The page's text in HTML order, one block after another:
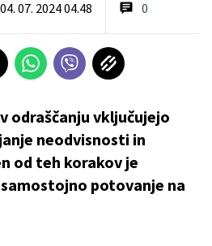
04. 07. 2024 04.48 0
odraščanju vključujejo
neodvisnosti in
od teh korakov je
potovanje na